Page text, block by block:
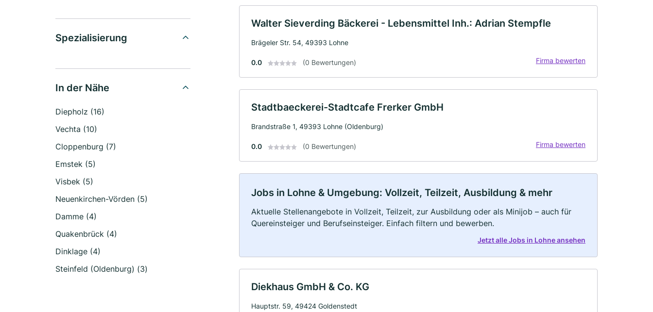
Spezialisierung
In der Nähe
Diepholz (16)
Vechta (10)
Cloppenburg (7)
Emstek (5)
Visbek (5)
Neuenkirchen-Vörden (5)
Damme (4)
Quakenbrück (4)
Dinklage (4)
Steinfeld (Oldenburg) (3)
Walter Sieverding Bäckerei - Lebensmittel Inh.: Adrian Stempfle
Brägeler Str. 54, 49393 Lohne
0.0 (0 Bewertungen) Firma bewerten
Stadtbaeckerei-Stadtcafe Frerker GmbH
Brandstraße 1, 49393 Lohne (Oldenburg)
0.0 (0 Bewertungen) Firma bewerten
Jobs in Lohne & Umgebung: Vollzeit, Teilzeit, Ausbildung & mehr
Aktuelle Stellenangebote in Vollzeit, Teilzeit, zur Ausbildung oder als Minijob – auch für
Quereinsteiger und Berufseinsteiger. Einfach filtern und bewerben.
Jetzt alle Jobs in Lohne ansehen
Diekhaus GmbH & Co. KG
Hauptstr. 59, 49424 Goldenstedt